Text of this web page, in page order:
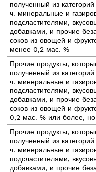
полученный из
ч. минеральные и
подсластителями,
добавками, и прочие
соков из овощей и
менее 0,2 мас. %
Прочие продукты,
полученный из
ч. минеральные и
подсластителями,
добавками, и прочие
соков из овощей и
0,2 мас. % или более,
Прочие продукты,
полученный из
ч. минеральные и
подсластителями,
добавками, и прочие